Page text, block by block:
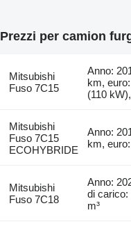
Prezzi per camion
Mitsubishi
Fuso 7C15
Anno:
km,
(110
Mitsubishi
Fuso 7C15
ECOHYBRIDE
Anno:
km,
Mitsubishi
Fuso 7C18
Anno:
di carico:
m³